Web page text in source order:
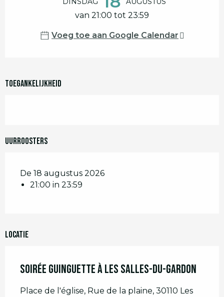
van 21:00 tot 23:59
Voeg toe aan Google Calendar
Toegankelijkheid
Uurroosters
De 18 augustus 2026
21:00 in 23:59
Locatie
Soirée guinguette à Les Salles-du-Gardon
Place de l'église, Rue de la plaine, 30110 Les